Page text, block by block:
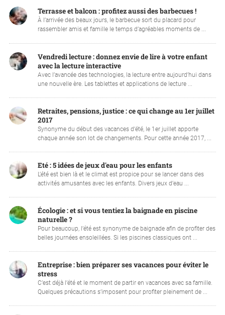
Terrasse et balcon : profitez aussi des barbecues !
À l’arrivée des beaux jours, le barbecue sort du placard pour
rassembler amis et famille le temps d’agréables moments de ...
Vendredi lecture : donnez envie de lire à votre enfant
avec la lecture interactive
Avec l’avancée des technologies, la lecture entre aujourd’hui dans
une nouvelle ère. Les tablettes et applications de lecture ...
Retraites, pensions, justice : ce qui change au 1er juillet
2017
Synonyme du début des vacances d’été, le 1er juillet apporte
chaque année son lot de changements. Pour cette année 2017, ...
Eté : 5 idées de jeux d'eau pour les enfants
L’été est bien là et le climat est propice pour se lancer dans des
activités amusantes avec les enfants. Divers jeux d’eau ...
Écologie : et si vous tentiez la baignade en piscine
naturelle ?
Pour beaucoup, l’été est synonyme de baignade afin de profiter des
belles journées ensoleillées. Si les piscines classiques ont ...
Entreprise : bien préparer ses vacances pour éviter le
stress
C’est déjà l’été et le moment de partir en vacances avec sa famille.
Quelques précautions s‘imposent pour profiter pleinement de ...